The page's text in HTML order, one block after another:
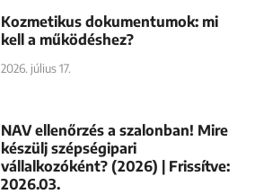
Kozmetikus dokumentumok: mi
kell a működéshez?
2026. július 17.
NAV ellenőrzés a szalonban! Mire
készülj szépségipari
vállalkozóként? (2026) | Frissítve:
2026.03.